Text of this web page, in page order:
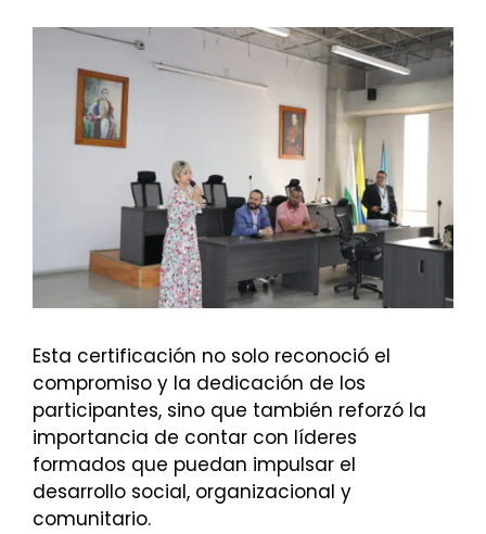
Esta certificación no solo reconoció el
compromiso y la dedicación de los
participantes, sino que también reforzó la
importancia de contar con líderes
formados que puedan impulsar el
desarrollo social, organizacional y
comunitario.